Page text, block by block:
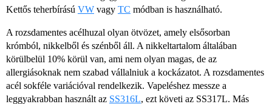
Kettős teherbírású VW vagy TC módban is használható.
A rozsdamentes acélhuzal olyan ötvözet, amely elsősorban
krómból, nikkelből és szénből áll. A nikkeltartalom általában
körülbelül 10% körül van, ami nem olyan magas, de az
allergiásoknak nem szabad vállalniuk a kockázatot. A rozsdamentes
acél sokféle variációval rendelkezik. Vapeléshez messze a
leggyakrabban használt az SS316L, ezt követi az SS317L. Más